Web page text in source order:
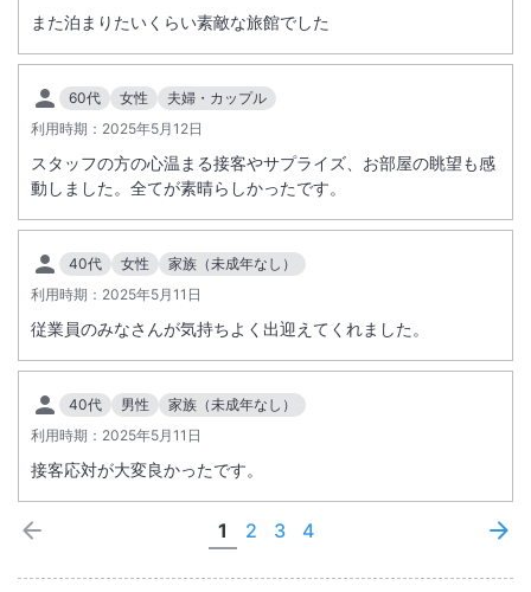
また泊まりたいくらい素敵な旅館でした
60代 女性
夫婦・カップル
利用時期： 2025年5月12日
スタッフの方の心温まる接客やサプライズ、お部屋の眺望も感
動しました。全てが素晴らしかったです。
40代 女性
家族（未成年なし）
利用時期： 2025年5月11日
従業員のみなさんが気持ちよく出迎えてくれました。
40代 男性
家族（未成年なし）
利用時期： 2025年5月11日
接客応対が大変良かったです。
1 2 3 4